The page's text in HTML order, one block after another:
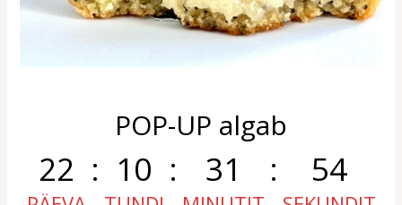
POP-UP algab
22 : 10 : 31 : 54